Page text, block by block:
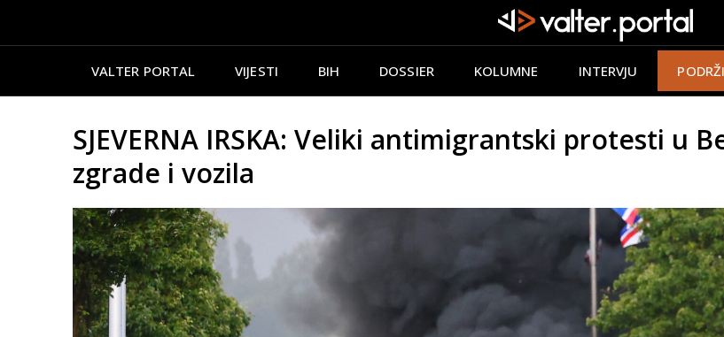
VALTER PORTAL VIJESTI BIH DOSSIER KOLUMNE INTERVJU
SJEVERNA IRSKA: Veliki antimigrantski protesti u
zgrade i vozila